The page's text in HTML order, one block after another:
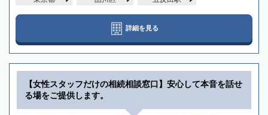
詳細を見る
【女性スタッフだけの相続相談窓口】安心して本音を話せ
る場をご提供します。